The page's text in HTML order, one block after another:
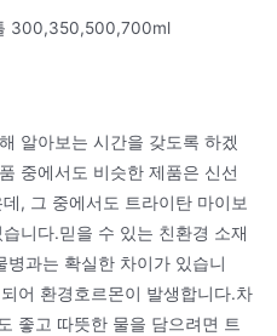
300,350,500,700ml
알아보는 시간을 갖도록 하겠
중에서도 비슷한 제품은 신선
, 그 중에서도 트라이탄 마이보
니다.믿을 수 있는 친환경 소재
병과는 확실한 차이가 있습니
어 환경호르몬이 발생합니다.차
좋고 따뜻한 물을 담으려면 트